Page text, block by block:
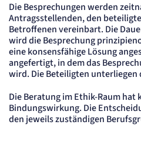
Die Besprechungen werden
Antragsstellenden, den
Betroffenen vereinbart. Die
wird die Besprechung
eine konsensfähige Lösung
angefertigt, in dem das
wird. Die Beteiligten unterliegen
Die Beratung im Ethik-Raum hat
Bindungswirkung. Die
den jeweils zuständigen
Stellenangebote anzeigen zu können.
Cookie Laufzeit:
535 Tage